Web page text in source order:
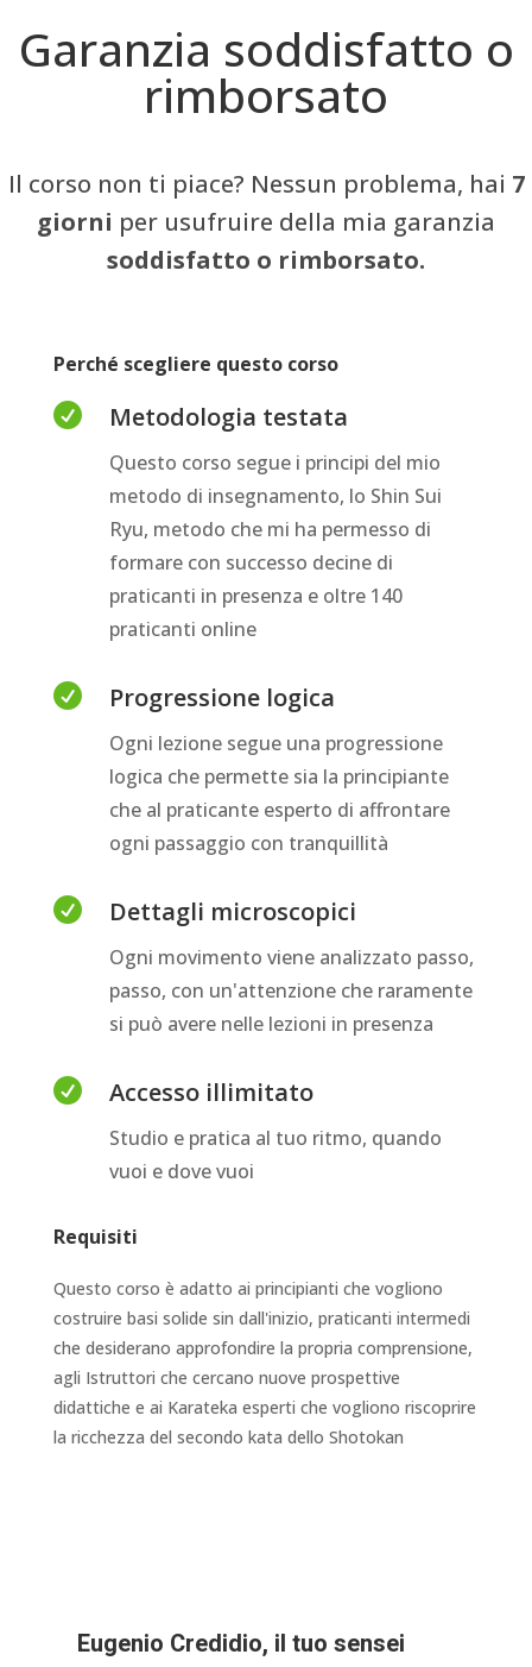
Garanzia soddisfatto o
rimborsato
Il corso non ti piace? Nessun problema, hai 7
giorni per usufruire della mia garanzia
soddisfatto o rimborsato.
Perché scegliere questo corso
 Metodologia testata
Questo corso segue i principi del mio
metodo di insegnamento, lo Shin Sui
Ryu, metodo che mi ha permesso di
formare con successo decine di
praticanti in presenza e oltre 140
praticanti online
 Progressione logica
Ogni lezione segue una progressione
logica che permette sia la principiante
che al praticante esperto di affrontare
ogni passaggio con tranquillità
 Dettagli microscopici
Ogni movimento viene analizzato passo,
passo, con un'attenzione che raramente
si può avere nelle lezioni in presenza
 Accesso illimitato
Studio e pratica al tuo ritmo, quando
vuoi e dove vuoi
Requisiti
Questo corso è adatto ai principianti che vogliono
costruire basi solide sin dall'inizio, praticanti intermedi
che desiderano approfondire la propria comprensione,
agli Istruttori che cercano nuove prospettive
didattiche e ai Karateka esperti che vogliono riscoprire
la ricchezza del secondo kata dello Shotokan
Eugenio Credidio, il tuo sensei